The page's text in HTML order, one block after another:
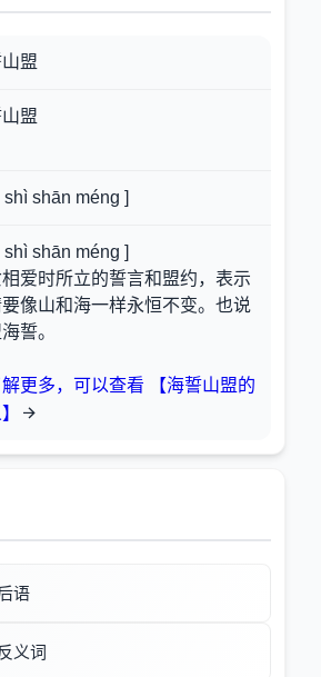
盟
盟
shì shān méng ]
shì shān méng ]
爱时所立的誓言和盟约，表示
像山和海一样永恒不变。也说
誓。
更多，可以查看 【海誓山盟的
语
义词